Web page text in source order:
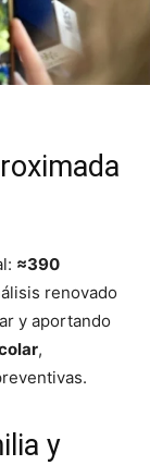
≈390
renovado
y aportando
,
y